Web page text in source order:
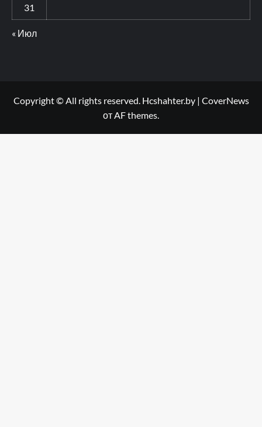
31
« Июл
Copyright © All rights reserved. Hcshahter.by | CoverNews
от AF themes.